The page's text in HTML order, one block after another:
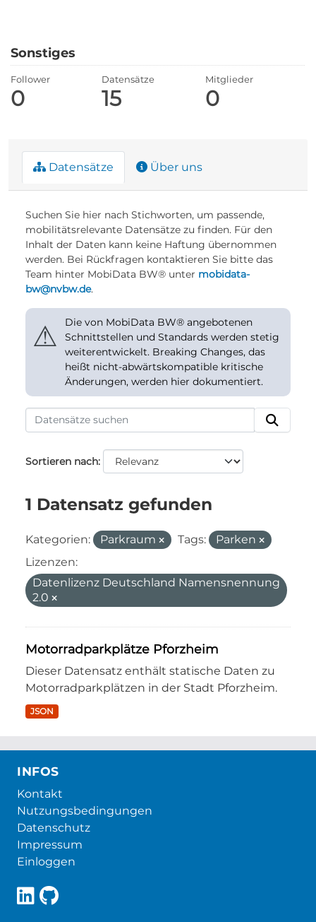
Sonstiges
Follower
0
Datensätze
15
Mitglieder
0
Datensätze Über uns
Suchen Sie hier nach Stichworten, um passende,
mobilitätsrelevante Datensätze zu finden. Für den
Inhalt der Daten kann keine Haftung übernommen
werden. Bei Rückfragen kontaktieren Sie bitte das
Team hinter MobiData BW® unter mobidata-
bw@nvbw.de.
⚠
Die von MobiData BW® angebotenen
Schnittstellen und Standards werden stetig
weiterentwickelt. Breaking Changes, das
heißt nicht-abwärtskompatible kritische
Änderungen, werden hier dokumentiert.
Sortieren nach
1 Datensatz gefunden
Kategorien: Parkraum Tags:
Parken
Lizenzen:
Datenlizenz Deutschland Namensnennung
2.0
Motorradparkplätze Pforzheim
Dieser Datensatz enthält statische Daten zu
Motorradparkplätzen in der Stadt Pforzheim.
JSON
INFOS
Kontakt
Nutzungsbedingungen
Datenschutz
Impressum
Einloggen